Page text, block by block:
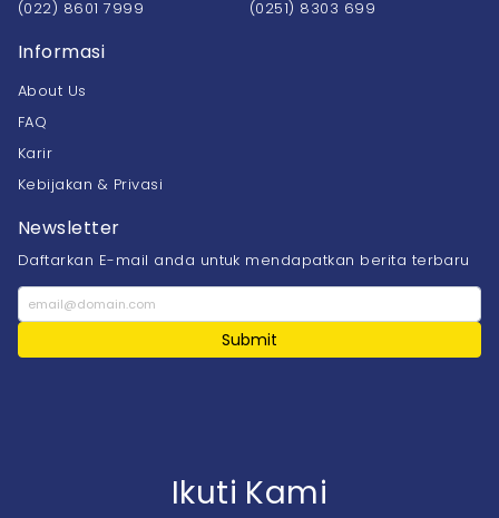
(022) 8601 7999
(0251) 8303 699
Informasi
About Us
FAQ
Karir
Kebijakan & Privasi
Newsletter
Daftarkan E-mail anda untuk mendapatkan berita terbaru
Submit
Ikuti Kami